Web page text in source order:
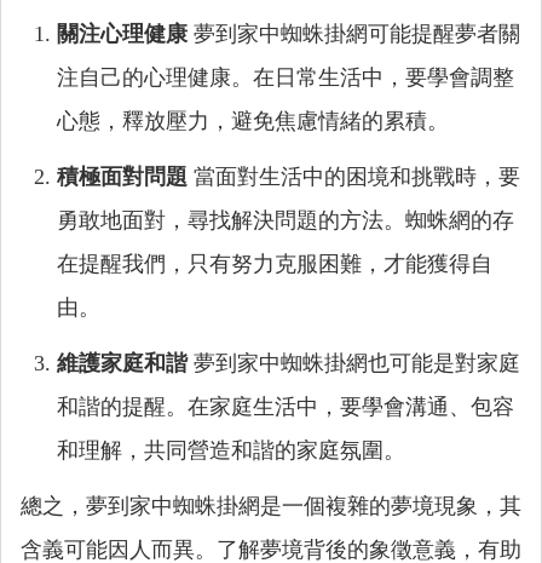
關注心理健康夢到家中蜘蛛掛網可能提醒夢者關
注自己的心理健康。在日常生活中，要學會調整
心態，釋放壓力，避免焦慮情緒的累積。
積極面對問題 當面對生活中的困境和挑戰時，要
勇敢地面對，尋找解決問題的方法。蜘蛛網的存
在提醒我們，只有努力克服困難，才能獲得自
由。
維護家庭和諧夢到家中蜘蛛掛網也可能是對家庭
和諧的提醒。在家庭生活中，要學會溝通、包容
和理解，共同營造和諧的家庭氛圍。
總之，夢到家中蜘蛛掛網是一個複雜的夢境現象，其
含義可能因人而異。了解夢境背後的象徵意義，有助